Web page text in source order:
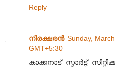
Reply
നിരക്ഷരൻ Sunday,
GMT+5:30
കാക്കനാട് സ്മാർട്ട്